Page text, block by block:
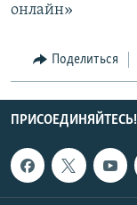
онлайн»
Поделиться
ПРИСОЕДИНЯЙТЕСЬ!